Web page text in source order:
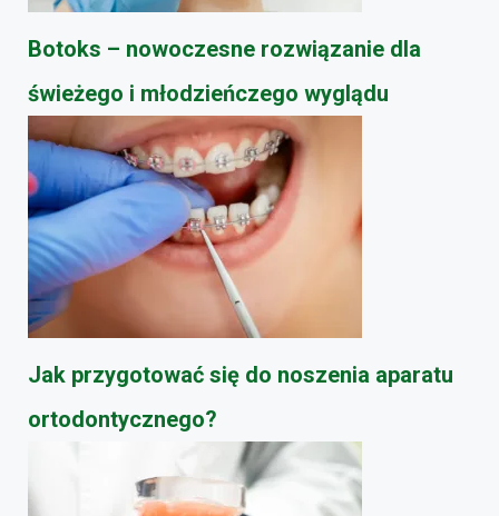
Botoks – nowoczesne rozwiązanie dla
świeżego i młodzieńczego wyglądu
Jak przygotować się do noszenia aparatu
ortodontycznego?